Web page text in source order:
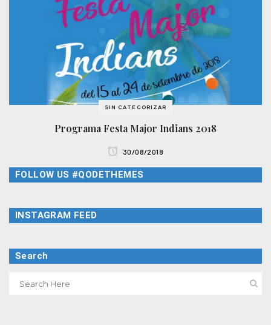
SIN CATEGORIZAR
Programa Festa Major Indians 2018
30/08/2018
FOLLOW US #QODETHEMES
INSTAGRAM FEED
Search